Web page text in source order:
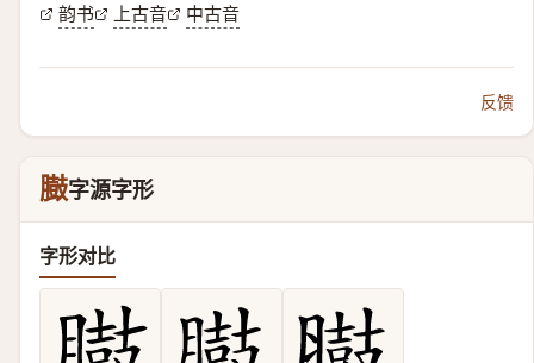
韵书 上古音 中古音
反馈
臌字源字形
字形对比